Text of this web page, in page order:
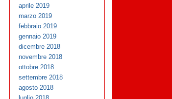
aprile 2019
marzo 2019
febbraio 2019
gennaio 2019
dicembre 2018
novembre 2018
ottobre 2018
settembre 2018
agosto 2018